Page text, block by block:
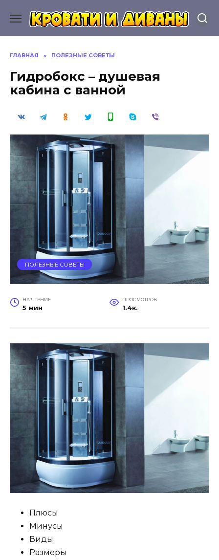
содержанию
ГЛАВНАЯ » ПОЛЕЗНЫЕ СОВЕТЫ
Гидробокс – душевая
кабина с ванной
ПОЛЕЗНЫЕ СОВЕТЫ
НА ЧТЕНИЕ
5 мин
ПРОСМОТРОВ
1.4к.
Плюсы
Минусы
Виды
Размеры